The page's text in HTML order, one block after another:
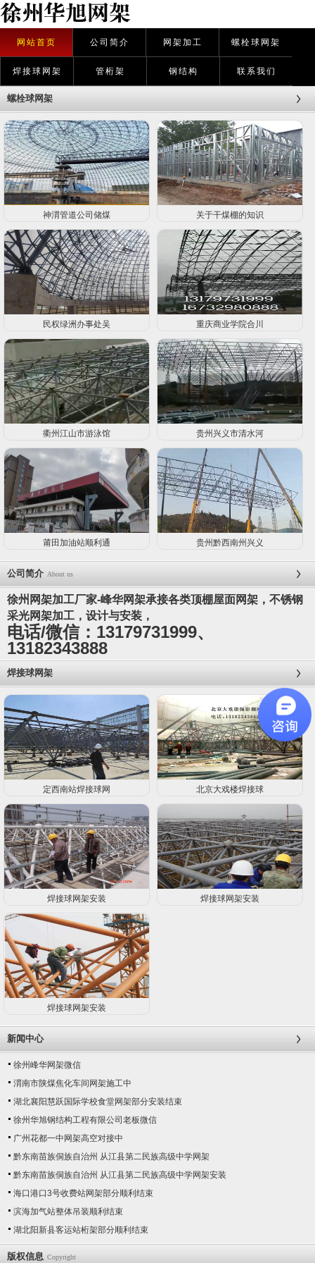
网站首页 公司简介 网架加工 螺栓球网架
焊接球网架 管桁架 钢结构 联系我们
螺栓球网架
神渭管道公司储煤 关于干煤棚的知识
民权绿洲办事处吴 重庆商业学院合川
衢州江山市游泳馆 贵州兴义市清水河
莆田加油站顺利通 贵州黔西南州兴义
公司简介 About us
徐州网架加工厂家-峰华网架承接各类顶棚屋面网架，不锈钢
采光网架加工，设计与安装，
电话/微信：13179731999、
13182343888
焊接球网架
定西南站焊接球网 北京大戏楼焊接球
焊接球网架安装 焊接球网架安装
焊接球网架安装
新闻中心
徐州峰华网架微信
渭南市陕煤焦化车间网架施工中
湖北襄阳慧跃国际学校食堂网架部分安装结束
徐州华旭钢结构工程有限公司老板微信
广州花都一中网架高空对接中
黔东南苗族侗族自治州 从江县第二民族高级中学网架
黔东南苗族侗族自治州 从江县第二民族高级中学网架安装
海口港口3号收费站网架部分顺利结束
滨海加气站整体吊装顺利结束
湖北阳新县客运站桁架部分顺利结束
版权信息 Copyright